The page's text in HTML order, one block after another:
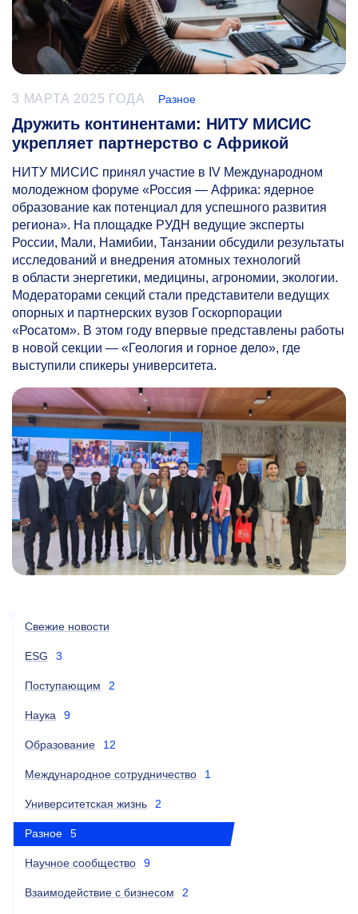
3 МАРТА 2025 ГОДА Разное
Дружить континентами: НИТУ МИСИС
укрепляет партнерство с Африкой
НИТУ МИСИС принял участие в IV Международном
молодежном форуме «Россия — Африка: ядерное
образование как потенциал для успешного развития
региона». На площадке РУДН ведущие эксперты
России, Мали, Намибии, Танзании обсудили результаты
исследований и внедрения атомных технологий
в области энергетики, медицины, агрономии, экологии.
Модераторами секций стали представители ведущих
опорных и партнерских вузов Госкорпорации
«Росатом». В этом году впервые представлены работы
в новой секции — «Геология и горное дело», где
выступили спикеры университета.
Свежие новости
ESG 3
Поступающим 2
Наука 9
Образование 12
Международное сотрудничество 1
Университетская жизнь 2
Разное 5
Научное сообщество 9
Взаимодействие с бизнесом 2